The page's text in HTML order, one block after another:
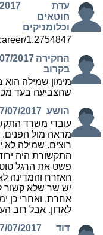
עדת
חוטאים
וכלומניקים
1.2754847
החקירה
בקרוב
2017
מימון שמילה הוא
שהצביעה בעד
הושע 07/2017
עובדי משרד
מראה מול הפנים.
רוצים. שמילה לא
התקשורת היה
פשט את הרגל
האזרח והמדינה
יש שר שלא קשור
אחרת, ואחרי כן
לאדון. אבל רוב
דוד
07/2017